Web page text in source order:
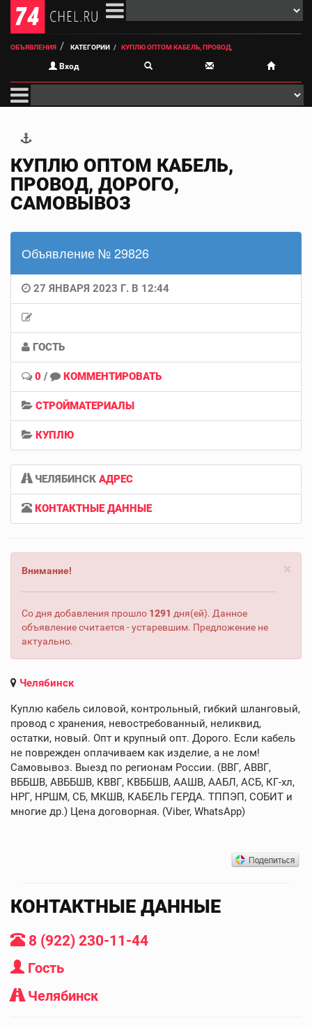
ОБЪЯВЛЕНИЯ КАТЕГОРИИ КУПЛЮ ОПТОМ КАБЕЛЬ, ПРОВОД,
Вход
КУПЛЮ ОПТОМ КАБЕЛЬ,
ПРОВОД, ДОРОГО,
САМОВЫВОЗ
Объявление № 29826
27 ЯНВАРЯ 2023 Г. В 12:44
ГОСТЬ
0 / КОММЕНТИРОВАТЬ
СТРОЙМАТЕРИАЛЫ
КУПЛЮ
ЧЕЛЯБИНСК АДРЕС
КОНТАКТНЫЕ ДАННЫЕ
×
Внимание!
Со дня добавления прошло 1291 дня(ей). Данное
объявление считается - устаревшим. Предложение не
актуально.
Челябинск
Куплю кабель силовой, контрольный, гибкий шланговый,
провод с хранения, невостребованный, неликвид,
остатки, новый. Опт и крупный опт. Дорого. Если кабель
не поврежден оплачиваем как изделие, а не лом!
Самовывоз. Выезд по регионам России. (ВВГ, АВВГ,
ВББШВ, АВББШВ, КВВГ, КВББШВ, ААШВ, ААБЛ, АСБ, КГ-хл,
НРГ, НРШМ, СБ, МКШВ, КАБЕЛЬ ГЕРДА. ТППЭП, СОБИТ и
многие др.) Цена договорная. (Viber, WhatsApp)
КОНТАКТНЫЕ ДАННЫЕ
8 (922) 230-11-44
Гость
Челябинск